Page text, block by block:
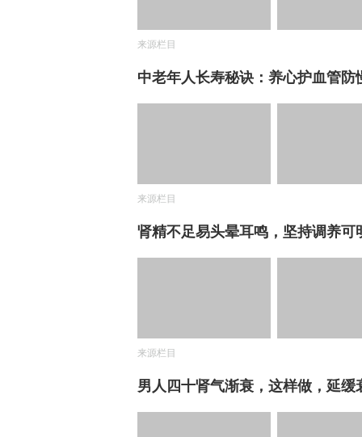
来源栏目
中老年人长寿秘诀：养心护血管防
来源栏目
肾精不足易头晕耳鸣，坚持调养可
来源栏目
男人四十肾气渐衰，这样做，延缓